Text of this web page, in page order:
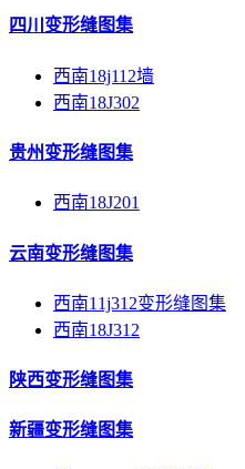
四川变形缝图集
西南18j112墙
西南18J302
贵州变形缝图集
西南18J201
云南变形缝图集
西南11j312变形缝图集
西南18J312
陕西变形缝图集
新疆变形缝图集